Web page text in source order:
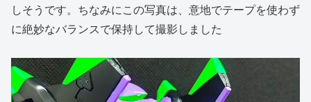
しそうです。ちなみにこの写真は、意地でテープを使わず
に絶妙なバランスで保持して撮影しました